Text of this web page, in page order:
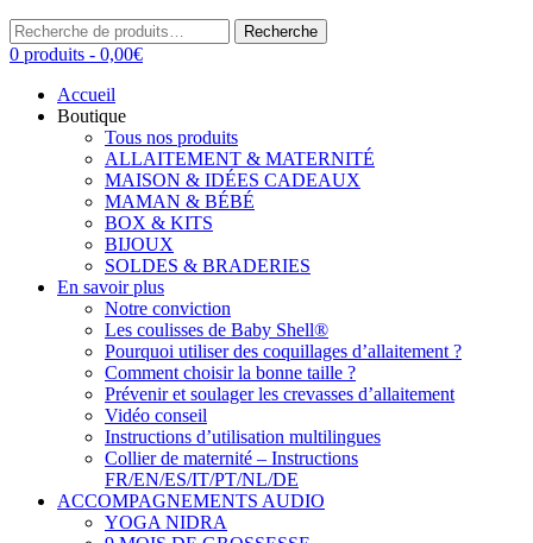
Recherche
pour :
Recherche
0 produits - 0,00€
Accueil
Boutique
Tous nos produits
ALLAITEMENT & MATERNITÉ
MAISON & IDÉES CADEAUX
MAMAN & BÉBÉ
BOX & KITS
BIJOUX
SOLDES & BRADERIES
En savoir plus
Notre conviction
Les coulisses de Baby Shell®
Pourquoi utiliser des coquillages d’allaitement ?
Comment choisir la bonne taille ?
Prévenir et soulager les crevasses d’allaitement
Vidéo conseil
Instructions d’utilisation multilingues
Collier de maternité – Instructions
FR/EN/ES/IT/PT/NL/DE
ACCOMPAGNEMENTS AUDIO
YOGA NIDRA